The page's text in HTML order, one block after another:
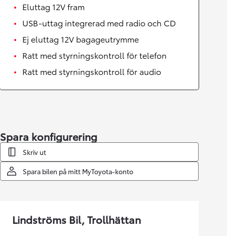
Eluttag 12V fram
USB-uttag integrerad med radio och CD
Ej eluttag 12V bagageutrymme
Ratt med styrningskontroll för telefon
Ratt med styrningskontroll för audio
Spara konfigurering
Skriv ut
Spara bilen på mitt MyToyota-konto
Lindströms Bil, Trollhättan